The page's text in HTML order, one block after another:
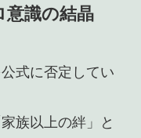
意識の結晶
式に否定してい
族以上の絆」と